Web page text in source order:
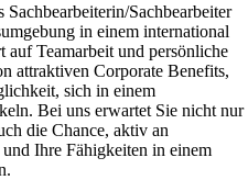
Sachbearbeiter
in einem international
auf Teamarbeit und persönliche
attraktiven Corporate Benefits,
sich in einem
Bei uns erwartet Sie nicht nur
die Chance, aktiv an
Ihre Fähigkeiten in einem